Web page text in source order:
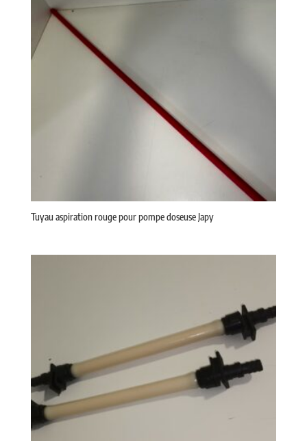
Tuyau aspiration rouge pour pompe doseuse Japy